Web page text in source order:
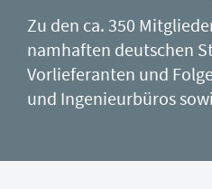
Zu den ca. 350
namhaften deutschen
Vorlieferanten und
und Ingenieurbüros